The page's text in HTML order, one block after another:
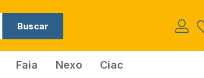
Buscar
Faia Nexo Ciac